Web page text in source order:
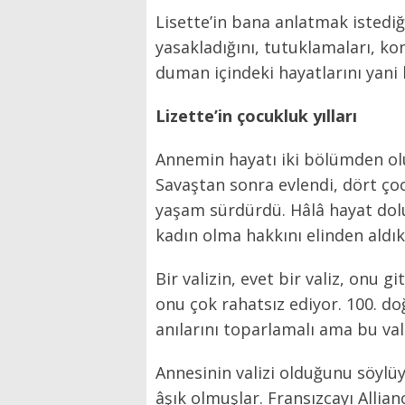
Lisette’in bana anlatmak
yasakladığını, tutuklamaları,
duman içindeki hayatlarını
Lizette’in çocukluk yılları
Annemin hayatı iki bölümden
Savaştan sonra evlendi, dört
yaşam sürdürdü. Hâlâ hayat
kadın olma hakkını elinden
Bir valizin, evet bir valiz, onu
onu çok rahatsız ediyor. 100.
anılarını toparlamalı ama bu
Annesinin valizi olduğunu
âşık olmuşlar. Fransızcayı